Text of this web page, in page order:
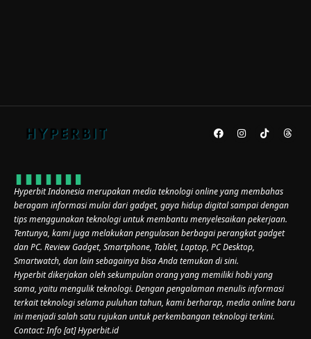
Hyperbit Indonesia merupakan media teknologi online yang membahas
beragam informasi mulai dari gadget, gaya hidup digital sampai dengan
tips menggunakan teknologi untuk membantu menyelesaikan pekerjaan.
Tentunya, kami juga melakukan pengulasan berbagai perangkat gadget
dan PC. Review Gadget, Smartphone, Tablet, Laptop, PC Desktop,
Smartwatch, dan lain sebagainya bisa Anda temukan di sini.
Hyperbit dikerjakan oleh sekumpulan orang yang memiliki hobi yang
sama, yaitu mengulik teknologi. Dengan pengalaman menulis informasi
terkait teknologi selama puluhan tahun, kami berharap, media online baru
ini menjadi salah satu rujukan untuk perkembangan teknologi terkini.
Contact: Info [at] Hyperbit.id